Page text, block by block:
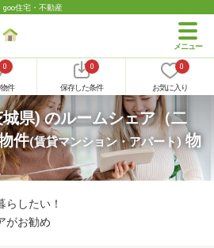
goo住宅・不動産
0
件
0
保存した条件
0
お気に入り
県) のルームシェア（二
件(賃貸マンション・アパート)物
したい！
がお勧め